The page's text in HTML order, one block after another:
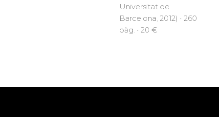
Universitat de
Barcelona, 2012) · 260
pàg. · 20 €